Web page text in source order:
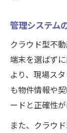
管理システム
クラウド型不
端末を選ばず
より、現場ス
も物件情報や
ードと正確性が
また、クラウ